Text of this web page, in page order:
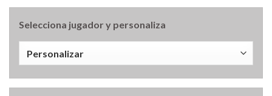
Selecciona jugador y personaliza